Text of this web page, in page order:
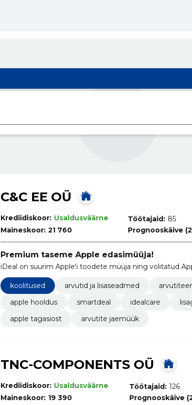
C&C EE OÜ
Krediidiskoor: Usaldusväärne
Maineskoor: 21 760
Töötajaid: 85
Prognooskäive
Premium taseme Apple edasimüüja!
iDeal on suurim Apple'i toodete müüja ning volitatud
koolitused arvutid ja lisaseadmed
apple hooldus
smartdeal idealcare
apple tagasiost
arvutite jaemüük
TNC-COMPONENTS OÜ
Krediidiskoor: Usaldusväärne
Maineskoor: 19 390
Töötajaid: 126
Prognooskäive